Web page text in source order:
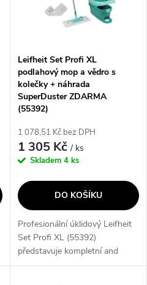
Leifheit Set Profi XL
podlahový mop a vědro s
kolečky + náhrada
SuperDuster ZDARMA
(55392)
1 078,51 Kč bez DPH
1 305 Kč/ ks
Skladem 4 ks
DO KOŠÍKU
Profesionální úklidový Leifheit
Set Profi XL (55392)
představuje kompletní and
vysoce efektivní systém pro